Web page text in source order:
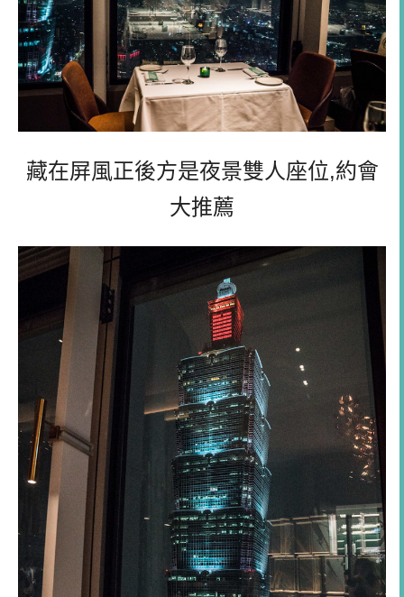
藏在屏風正後方是夜景雙人座位,約會
大推薦